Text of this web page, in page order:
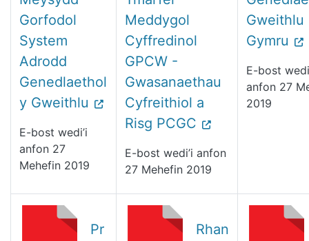
Gorfodol
System
Adrodd
Genedlaethol
y Gweithlu
E-bost wedi’i
anfon 27
Mehefin 2019
Meddygol
Cyffredinol
GPCW -
Gwasanaethau
Cyfreithiol a
Risg PCGC
E-bost wedi’i anfon
27 Mehefin 2019
Gweithlu
Gymru
E-bost
anfon 27
2019
Pr
Rhan